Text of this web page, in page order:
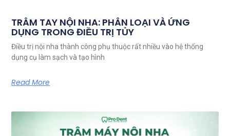
TRÂM TAY NỘI NHA: PHÂN LOẠI VÀ ỨNG
DỤNG TRONG ĐIỀU TRỊ TỦY
Điều trị nội nha thành công phụ thuộc rất nhiều vào hệ thống
dụng cụ làm sạch và tạo hình
Read More